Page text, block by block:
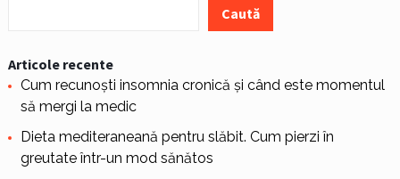
Caută
Articole recente
Cum recunoști insomnia cronică și când este momentul
să mergi la medic
Dieta mediteraneană pentru slăbit. Cum pierzi în
greutate într-un mod sănătos